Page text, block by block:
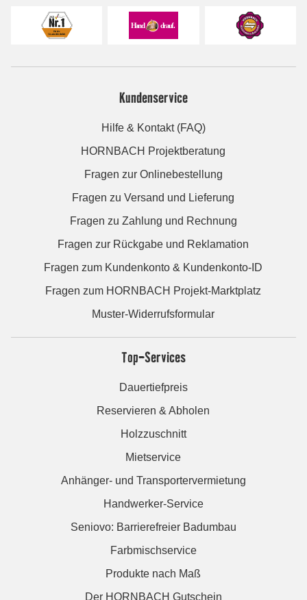
Kundenservice
Hilfe & Kontakt (FAQ)
HORNBACH Projektberatung
Fragen zur Onlinebestellung
Fragen zu Versand und Lieferung
Fragen zu Zahlung und Rechnung
Fragen zur Rückgabe und Reklamation
Fragen zum Kundenkonto & Kundenkonto-ID
Fragen zum HORNBACH Projekt-Marktplatz
Muster-Widerrufsformular
Top-Services
Dauertiefpreis
Reservieren & Abholen
Holzzuschnitt
Mietservice
Anhänger- und Transportervermietung
Handwerker-Service
Seniovo: Barrierefreier Badumbau
Farbmischservice
Produkte nach Maß
Der HORNBACH Gutschein